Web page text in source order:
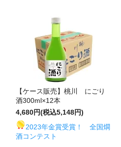
【ケース販売】桃川 にごり
酒300ml×12本
4,680円(税込5,148円)
2023年金賞受賞！ 全国燗
酒コンテスト